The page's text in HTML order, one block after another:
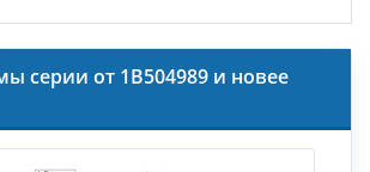
серии от 1B504989 и новее